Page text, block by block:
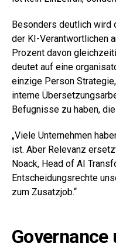
Besonders deutlich wird
der KI-Verantwortlichen
Prozent davon
deutet auf eine
einzige Person
interne
Befugnisse zu haben,
„Viele Unternehmen
ist. Aber Relevanz
Noack, Head of AI
Entscheidungsrechte
zum Zusatzjob.“
Governance